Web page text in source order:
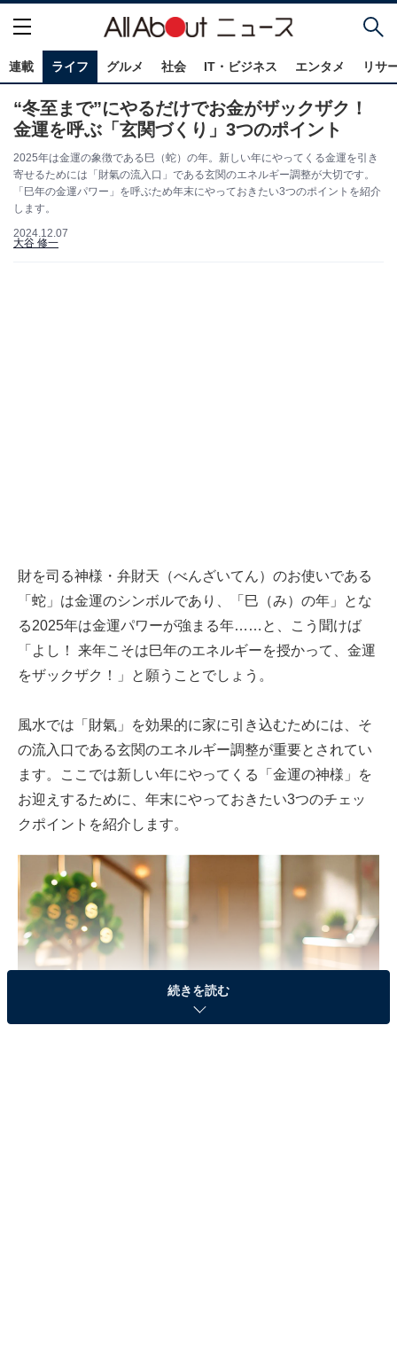
連載 ライフ グルメ 社会 IT・ビジネス エンタメ リサ
“冬至まで”にやるだけでお金がザックザク！
金運を呼ぶ「玄関づくり」3つのポイント
2025年は金運の象徴である巳（蛇）の年。新しい年にやってくる金運を引き
寄せるためには「財氣の流入口」である玄関のエネルギー調整が大切です。
「巳年の金運パワー」を呼ぶため年末にやっておきたい3つのポイントを紹介
します。
2024.12.07
大谷 修一
財を司る神様・弁財天（べんざいてん）のお使いである
「蛇」は金運のシンボルであり、「巳（み）の年」とな
る2025年は金運パワーが強まる年……と、こう聞けば
「よし！ 来年こそは巳年のエネルギーを授かって、金運
をザックザク！」と願うことでしょう。
風水では「財氣」を効果的に家に引き込むためには、そ
の流入口である玄関のエネルギー調整が重要とされてい
ます。ここでは新しい年にやってくる「金運の神様」を
お迎えするために、年末にやっておきたい3つのチェッ
クポイントを紹介します。
続きを読む